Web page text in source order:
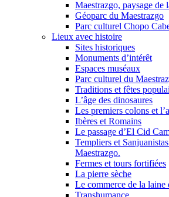
Maestrazgo, paysage de
Géoparc du Maestrazgo
Parc culturel Chopo
Lieux avec histoire
Sites historiques
Monuments d’intérêt
Espaces muséaux
Parc culturel du
Traditions et fêtes
L’âge des dinosaures
Les premiers colons et
Ibères et Romains
Le passage d’El Cid
Templiers et
Maestrazgo.
Fermes et tours fortifiées
La pierre sèche
Le commerce de la laine
Transhumance